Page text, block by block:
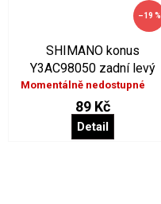
–19 %
SHIMANO konus
Y3AC98050 zadní levý
Momentálně nedostupné
89 Kč
Detail